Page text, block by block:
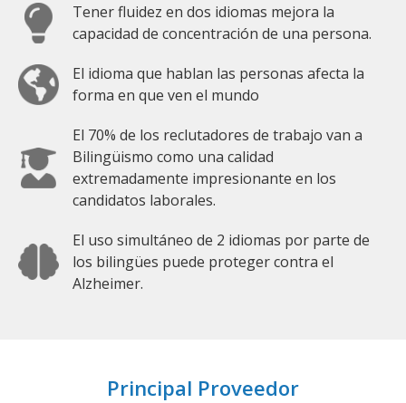
Tener fluidez en dos idiomas mejora la
capacidad de concentración de una persona.
El idioma que hablan las personas afecta la
forma en que ven el mundo
El 70% de los reclutadores de trabajo van a
Bilingüismo como una calidad
extremadamente impresionante en los
candidatos laborales.
El uso simultáneo de 2 idiomas por parte de
los bilingües puede proteger contra el
Alzheimer.
Principal Proveedor